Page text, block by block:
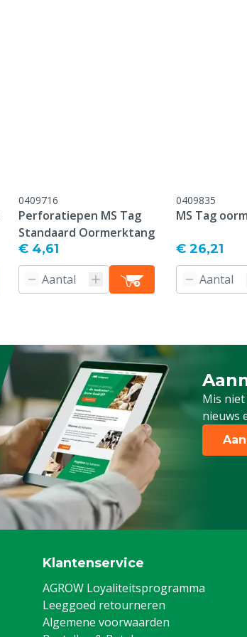
0409716
Perforatiepen MS Tag
Standaard Oormerktang
€ 4,61
0409835
MS Tag
€ 26,21
Mis
nieuws
Schrijf
Klantenservice
AGROW Loyaliteitsprogramma
Leeggoed retourneren
Algemene voorwaarden